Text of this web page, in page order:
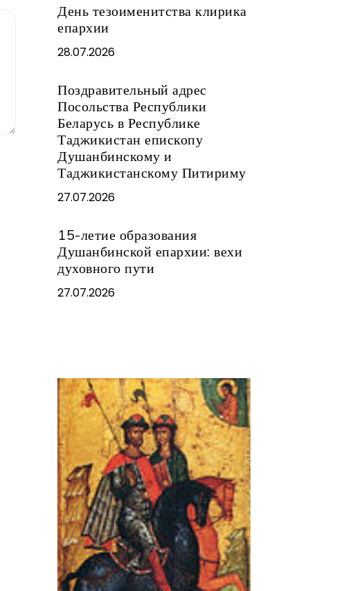
День тезоименитства клирика
епархии
28.07.2026
Поздравительный адрес
Посольства Республики
Беларусь в Республике
Таджикистан епископу
Душанбинскому и
Таджикистанскому Питириму
27.07.2026
15-летие образования
Душанбинской епархии: вехи
духовного пути
27.07.2026